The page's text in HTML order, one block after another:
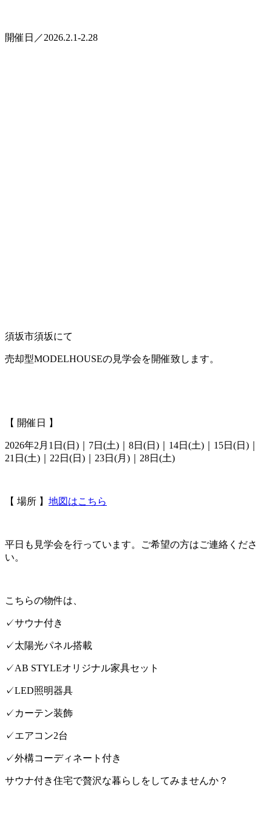
開催日／2026.2.1-2.28
須坂市須坂にて
売却型MODELHOUSEの見学会を開催致します。
【 開催日 】
2026年2月1日(日)｜7日(土)｜8日(日)｜14日(土)｜15日(日)｜
21日(土)｜22日(日)｜23日(月)｜28日(土)
【 場所 】 地図はこちら
平日も見学会を行っています。ご希望の方はご連絡くださ
い。
こちらの物件は、
✓サウナ付き
✓太陽光パネル搭載
✓AB STYLEオリジナル家具セット
✓LED照明器具
✓カーテン装飾
✓エアコン2台
✓外構コーディネート付き
サウナ付き住宅で贅沢な暮らしをしてみませんか？